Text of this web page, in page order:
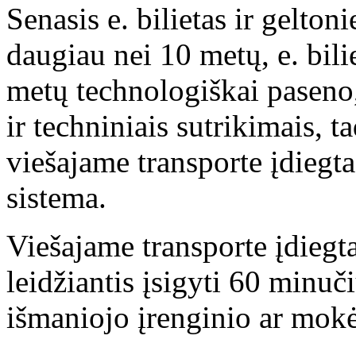
Senasis e. bilietas ir
daugiau nei 10 metų, e.
metų technologiškai
ir techniniais sutrikimais,
viešajame transporte
sistema.
Viešajame transporte
leidžiantis įsigyti 60
išmaniojo įrenginio ar